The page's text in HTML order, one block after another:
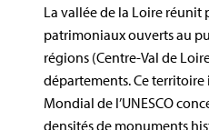
La vallée de la Loire réunit
patrimoniaux ouverts au
régions (Centre-Val de
départements. Ce
Mondial de l’UNESCO
densités de monuments